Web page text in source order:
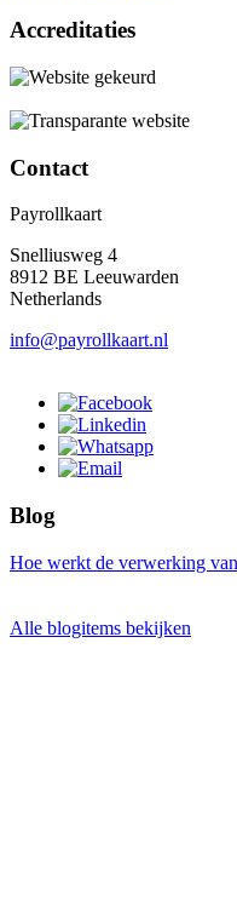
Accreditaties
Contact
Payrollkaart
Snelliusweg 4
8912 BE Leeuwarden
Netherlands
info@payrollkaart.nl
Blog
Hoe werkt de verwerking
Alle blogitems bekijken